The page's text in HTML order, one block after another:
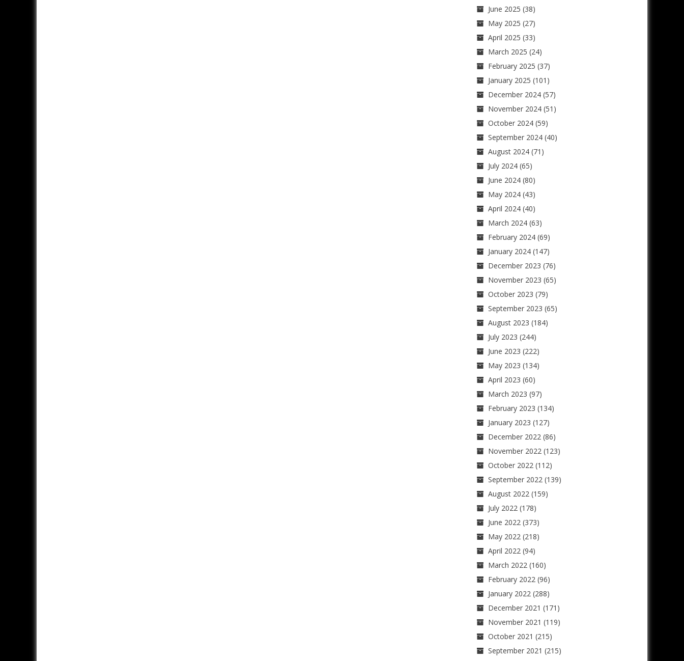
June 2025 (38)
May 2025 (27)
April 2025 (33)
March 2025 (24)
February 2025 (37)
January 2025 (101)
December 2024(57)
November 2024(51)
October 2024(59)
September 2024(40)
August 2024(71)
July 2024(65)
June 2024(80)
May 2024(43)
April 2024(40)
March 2024(63)
February 2024(69)
January 2024(147)
December 2023 (76)
November 2023 (65)
October 2023 (79)
September 2023 (65)
August 2023 (184)
July 2023 (244)
June 2023 (222)
May 2023 (134)
April 2023 (60)
March 2023 (97)
February 2023 (134)
January 2023 (127)
December 2022(86)
November 2022(123)
October 2022(112)
September 2022(139)
August 2022(159)
July 2022(178)
June 2022(373)
May 2022(218)
April 2022(94)
March 2022(160)
February 2022(96)
January 2022(288)
December 2021 (171)
November 2021 (119)
October 2021 (215)
September 2021 (215)